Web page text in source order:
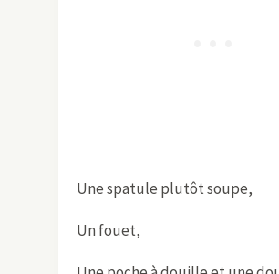
Une spatule plutôt soupe,
Un fouet,